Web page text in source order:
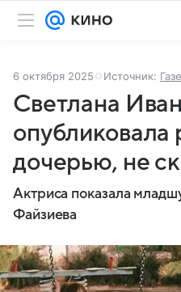
6 октября 2025 Источник:
Светлана
опубликовала
дочерью, не
Актриса показала
Файзиева